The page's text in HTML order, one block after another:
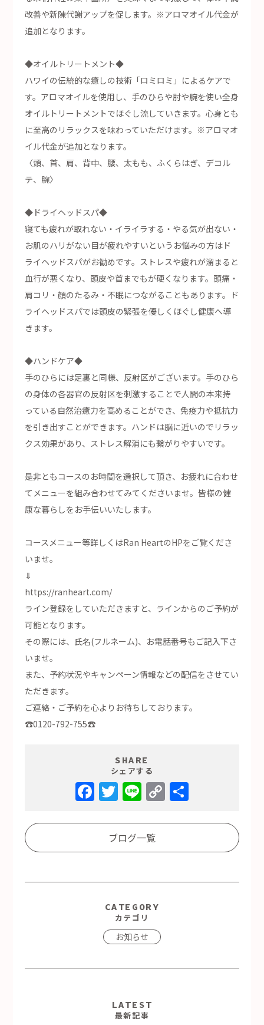
改善や新陳代謝アップを促します。※アロマオイル代金が
追加となります。
◆オイルトリートメント◆
ハワイの伝統的な癒しの技術「ロミロミ」によるケアで
す。アロマオイルを使用し、手のひらや肘や腕を使い全身
オイルトリートメントでほぐし流していきます。心身とも
に至高のリラックスを味わっていただけます。※アロマオ
イル代金が追加となります。
〈頭、首、肩、背中、腰、太もも、ふくらはぎ、デコル
テ、腕〉
◆ドライヘッドスパ◆
寝ても疲れが取れない・イライラする・やる気が出ない・
お肌のハリがない目が疲れやすいというお悩みの方はド
ライヘッドスパがお勧めです。ストレスや疲れが溜まると
血行が悪くなり、頭皮や首までもが硬くなります。頭痛・
肩コリ・顔のたるみ・不眠につながることもあります。ド
ライヘッドスパでは頭皮の緊張を優しくほぐし健康へ導
きます。
◆ハンドケア◆
手のひらには足裏と同様、反射区がございます。手のひら
の身体の各器官の反射区を刺激することで人間の本来持
っている自然治癒力を高めることができ、免疫力や抵抗力
を引き出すことができます。ハンドは脳に近いのでリラッ
クス効果があり、ストレス解消にも繋がりやすいです。
是非ともコースのお時間を選択して頂き、お疲れに合わせ
てメニューを組み合わせてみてくださいませ。皆様の健
康な暮らしをお手伝いいたします。
コースメニュー等詳しくはRan HeartのHPをご覧くださ
いませ。
⇓
https://ranheart.com/
ライン登録をしていただきますと、ラインからのご予約が
可能となります。
その際には、氏名(フルネーム)、お電話番号もご記入下さ
いませ。
また、予約状況やキャンペーン情報などの配信をさせてい
ただきます。
ご連絡・ご予約を心よりお待ちしております。
☎0120-792-755☎
SHARE
シェアする
Facebook
Twitter
LineCopy
ブログ一覧
CATEGORY
カテゴリ
お知らせ
LATEST
最新記事